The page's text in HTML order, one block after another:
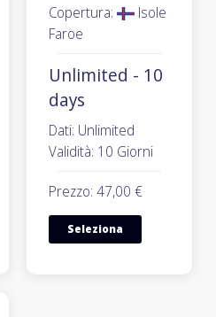
Copertura:
Isole
Faroe
Unlimited - 10
days
Dati: Unlimited
Validità: 10 Giorni
Prezzo: 47,00 €
Seleziona